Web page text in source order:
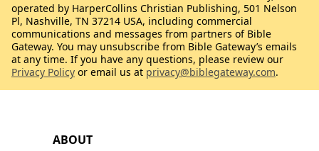
ABOUT
operated by HarperCollins Christian Publishing, 501 Nelson
Pl, Nashville, TN 37214 USA, including commercial
communications and messages from partners of Bible
Gateway. You may unsubscribe from Bible Gateway’s emails
at any time. If you have any questions, please review our
Privacy Policy or email us at privacy@biblegateway.com.